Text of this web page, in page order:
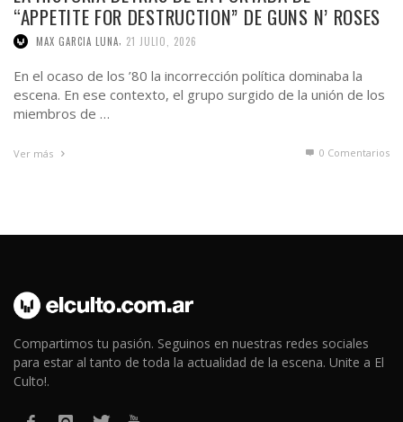
“APPETITE FOR DESTRUCTION” DE GUNS N’ ROSES
MAX GARCIA LUNA, 21 JULIO, 2026
En el ocaso de los ’80 la incorrección política dominaba la
escena. En ese contexto, el grupo surgido de la unión de los
miembros de …
Ver más 0 Comentarios
Compartimos tu pasión. Seguinos en nuestras redes sociales
para estar al tanto de toda la actualidad de la escena. Unite a El
Culto!.